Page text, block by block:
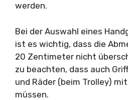
werden.
Bei der Auswahl eines
ist es wichtig, dass die
20 Zentimeter nicht
zu beachten, dass auch
und Räder (beim Trolley)
müssen.